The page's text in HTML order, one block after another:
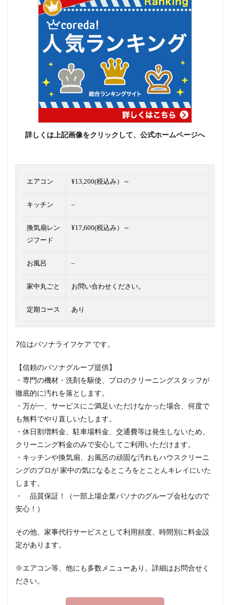
詳しくは上記画像をクリックして、公式ホームページへ
エアコン ¥13,200(税込み）～
キッチン –
換気扇レン
ジフード
¥17,600(税込み）～
お風呂 –
家中丸ごと お問い合わせください。
定期コース あり
7位はパソナライフケア です。
【信頼のパソナグループ提供】
・専門の機材・洗剤を駆使、プロのクリーニングスタッフが
徹底的に汚れを落とします。
・万が一、サービスにご満足いただけなかった場合、何度で
も無料でやり直しいたします。
・休日割増料金、駐車場料金、交通費等は発生しないため、
クリーニング料金のみで安心してご利用いただけます。
・キッチンや換気扇、お風呂の頑固な汚れもハウスクリーニ
ングのプロが 家中の気になるところをとことんキレイにいた
します。
・ 品質保証！（一部上場企業パソナのグループ会社なので
安心！）
その他、家事代行サービスとして利用頻度、時間別に料金設
定があります。
※エアコン等、他にも多数メニューあり。詳細はお問合せく
ださい。